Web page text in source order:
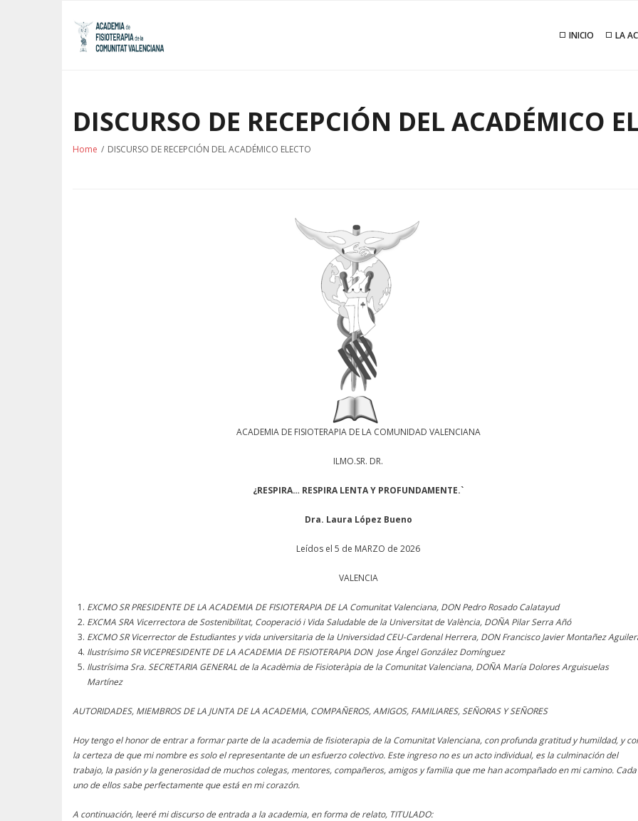
content
INICIO LA
DISCURSO DE RECEPCIÓN DEL ACADÉMICO
Home / DISCURSO DE RECEPCIÓN DEL ACADÉMICO ELECTO
ACADEMIA DE FISIOTERAPIA DE LA COMUNIDAD VALENCIANA
ILMO.SR. DR.
¿RESPIRA… RESPIRA LENTA Y PROFUNDAMENTE.`
Dra. Laura López Bueno
Leídos el 5 de MARZO de 2026
VALENCIA
EXCMO SR PRESIDENTE DE LA ACADEMIA DE FISIOTERAPIA DE LA Comunitat Valenciana, DON Pedro Rosado Calatayud
EXCMA SRA Vicerrectora de Sostenibilitat, Cooperació i Vida Saludable de la Universitat de València, DOÑA Pilar Serra Añó
EXCMO SR Vicerrector de Estudiantes y vida universitaria de la Universidad CEU-Cardenal Herrera, DON Francisco Javier Montañez
Ilustrísimo SR VICEPRESIDENTE DE LA ACADEMIA DE FISIOTERAPIA DON Jose Ángel González Domínguez
Ilustrísima Sra. SECRETARIA GENERAL de la Acadèmia de Fisioteràpia de la Comunitat Valenciana, DOÑA María Dolores Arguisuelas
Martínez
AUTORIDADES, MIEMBROS DE LA JUNTA DE LA ACADEMIA, COMPAÑEROS, AMIGOS, FAMILIARES, SEÑORAS Y SEÑORES
Hoy tengo el honor de entrar a formar parte de la academia de fisioterapia de la Comunitat Valenciana, con profunda gratitud y humildad, y
la certeza de que mi nombre es solo el representante de un esfuerzo colectivo. Este ingreso no es un acto individual, es la culminación del
trabajo, la pasión y la generosidad de muchos colegas, mentores, compañeros, amigos y familia que me han acompañado en mi camino. Cada
uno de ellos sabe perfectamente que está en mi corazón.
A continuación, leeré mi discurso de entrada a la academia, en forma de relato, TITULADO: